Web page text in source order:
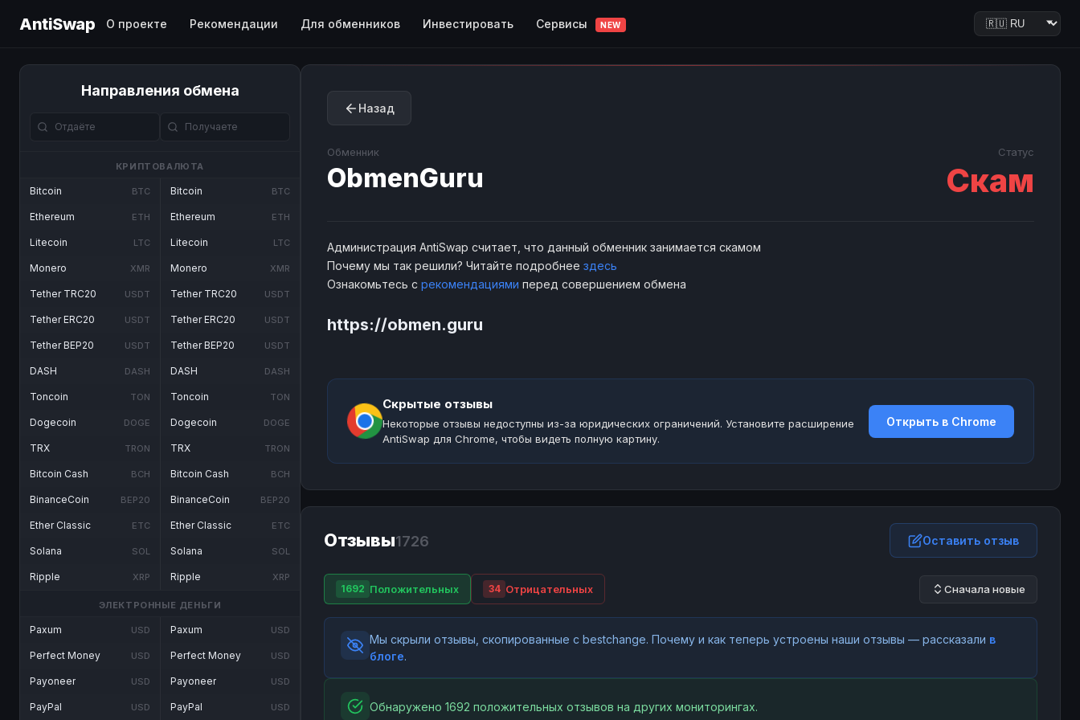
AntiSwap О проекте Рекомендации Для обменников Инвестировать Сервисы NEW
Направления обмена
КРИПТОВАЛЮТА
Bitcoin BTC
Ethereum ETH
Litecoin LTC
Monero XMR
Tether TRC20 USDT
Tether ERC20 USDT
Tether BEP20 USDT
DASH DASH
Toncoin TON
Dogecoin DOGE
TRX TRON
Bitcoin Cash BCH
BinanceCoin BEP20
Ether Classic ETC
Solana SOL
Ripple XRP
Bitcoin BTC
Ethereum ETH
Litecoin LTC
Monero XMR
Tether TRC20 USDT
Tether ERC20 USDT
Tether BEP20 USDT
DASH DASH
Toncoin TON
Dogecoin DOGE
TRX TRON
Bitcoin Cash BCH
BinanceCoin BEP20
Ether Classic ETC
Solana SOL
Ripple XRP
ЭЛЕКТРОННЫЕ ДЕНЬГИ
Paxum USD
Perfect Money USD
Payoneer USD
PayPal USD
Paxum USD
Perfect Money USD
Payoneer USD
PayPal USD
Назад
Обменник
ObmenGuru
Статус
Скам
Администрация AntiSwap считает, что данный обменник занимается скамом
Почему мы так решили? Читайте подробнее здесь
Ознакомьтесь с рекомендациями перед совершением обмена
https://obmen.guru
Скрытые отзывы
Некоторые отзывы недоступны из-за юридических ограничений. Установите расширение
AntiSwap для Chrome, чтобы видеть полную картину.
Открыть в Chrome
Отзывы1726 Оставить отзыв
1692 Положительных 34 Отрицательных Сначала новые
Мы скрыли отзывы, скопированные с bestchange. Почему и как теперь устроены наши отзывы — рассказали в
блоге.
Обнаружено 1692 положительных отзывов на других мониторингах.